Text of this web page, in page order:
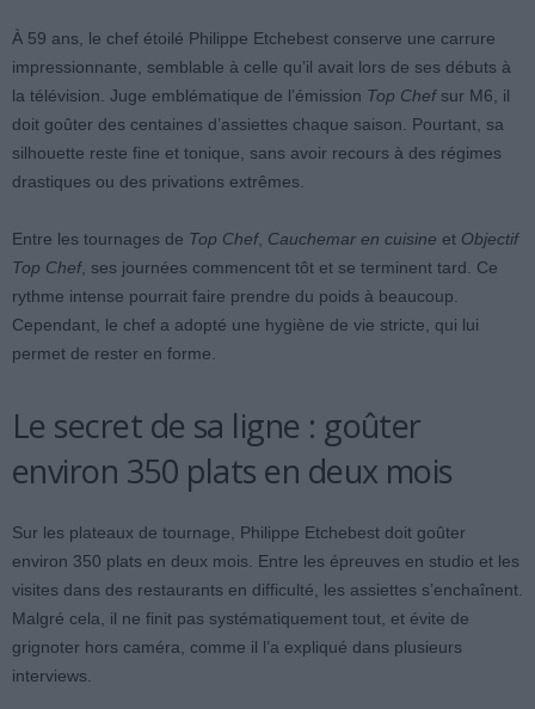
À 59 ans, le chef étoilé Philippe Etchebest conserve une carrure
impressionnante, semblable à celle qu’il avait lors de ses débuts à
la télévision. Juge emblématique de l’émission Top Chefsur M6, il
doit goûter des centaines d’assiettes chaque saison. Pourtant, sa
silhouette reste fine et tonique, sans avoir recours à des régimes
drastiques ou des privations extrêmes.
Entre les tournages de Top Chef, Cauchemar en cuisine et Objectif
Top Chef, ses journées commencent tôt et se terminent tard. Ce
rythme intense pourrait faire prendre du poids à beaucoup.
Cependant, le chef a adopté une hygiène de vie stricte, qui lui
permet de rester en forme.
Le secret de sa ligne : goûter
environ 350 plats en deux mois
Sur les plateaux de tournage, Philippe Etchebest doit goûter
environ 350 plats en deux mois. Entre les épreuves en studio et les
visites dans des restaurants en difficulté, les assiettes s’enchaînent.
Malgré cela, il ne finit pas systématiquement tout, et évite de
grignoter hors caméra, comme il l’a expliqué dans plusieurs
interviews.